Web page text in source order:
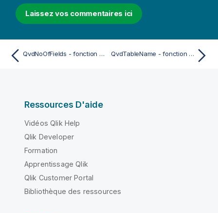
Laissez vos commentaires ici
QvdNoOfFields - fonction de script QvdTableName - fonction de script
Ressources D'aide
Vidéos Qlik Help
Qlik Developer
Formation
Apprentissage Qlik
Qlik Customer Portal
Bibliothèque des ressources